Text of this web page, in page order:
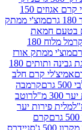
גליליות וופל במילוי קרם אגוזים 150
ממתק
מוצ'י ממתקי אורז ממולאים בטעם קרמל מלוח 180
אורז
מוצ'י ממתק אורז בטעם עוגת גבינה ותותים 180
חלב
רוטב
יער
סניידרס